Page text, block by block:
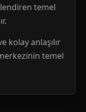
temel
kolay anlaşılır
temel